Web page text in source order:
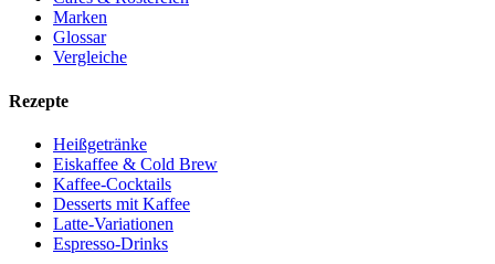
Marken
Glossar
Vergleiche
Rezepte
Heißgetränke
Eiskaffee & Cold Brew
Kaffee-Cocktails
Desserts mit Kaffee
Latte-Variationen
Espresso-Drinks